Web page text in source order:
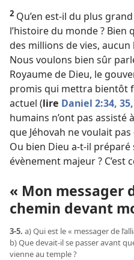
2 Qu’en est-​il du plus
l’histoire du monde ? Bien
des millions de vies, aucun
Nous voulons bien sûr
Royaume de Dieu, le
promis qui mettra bientôt
actuel (lire Daniel 2:34, 35,
humains n’ont pas assisté
que Jéhovah ne voulait
Ou bien Dieu a-​t-​il
évènement majeur ? C’est
« Mon messager
chemin devant
3-5. a) Qui est le « messager de
b) Que devait-​il se passer avant
vienne au temple ?